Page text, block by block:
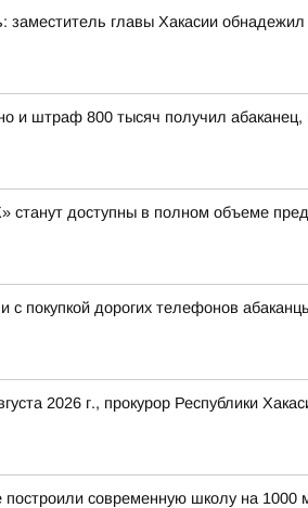
заместитель главы Хакасии
и штраф 800 тысяч получил
станут доступны в полном объеме
с покупкой дорогих телефонов
2026 г., прокурор Республики
современную школу на 1000